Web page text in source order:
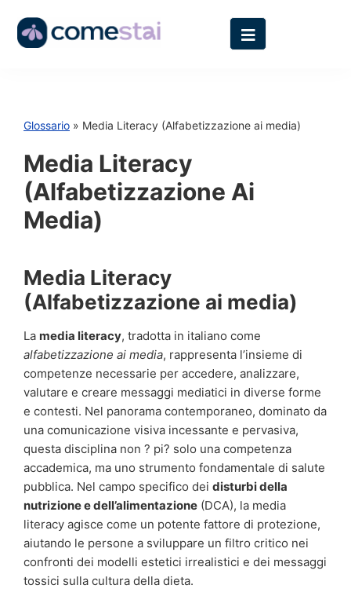
Glossario » Media Literacy (Alfabetizzazione ai media)
Media Literacy
(Alfabetizzazione Ai
Media)
Media Literacy
(Alfabetizzazione ai media)
La media literacy, tradotta in italiano come
alfabetizzazione ai media, rappresenta l’insieme di
competenze necessarie per accedere, analizzare,
valutare e creare messaggi mediatici in diverse forme
e contesti. Nel panorama contemporaneo, dominato da
una comunicazione visiva incessante e pervasiva,
questa disciplina non ? pi? solo una competenza
accademica, ma uno strumento fondamentale di salute
pubblica. Nel campo specifico dei disturbi della
nutrizione e dell’alimentazione (DCA), la media
literacy agisce come un potente fattore di protezione,
aiutando le persone a sviluppare un filtro critico nei
confronti dei modelli estetici irrealistici e dei messaggi
tossici sulla cultura della dieta.